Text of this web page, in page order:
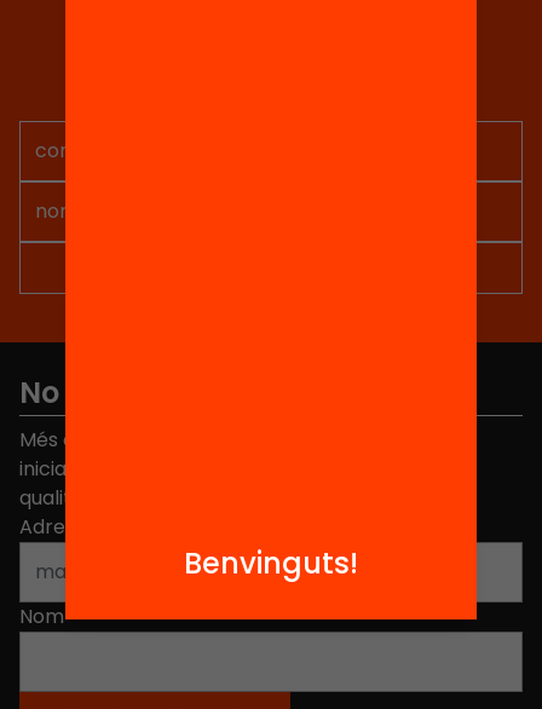
No et perdis res
Més de 40.000 persones ja han triat Equitat. Rep
iniciatives, propostes i projectes per millorar la
qualitat de l'educació a Catalunya.
Adreça electrònica
Nom*
Benvinguts!